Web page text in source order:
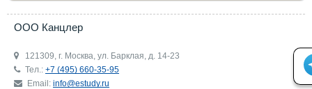
ООО Канцлер
121309, г. Москва, ул. Барклая, д. 14-23
Тел.: +7 (495) 660-35-95
Email: info@estudy.ru